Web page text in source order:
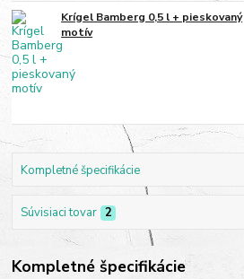
Krígel Bamberg 0,5 l + pieskovaný
motív
Kompletné špecifikácie
Súvisiaci tovar 2
Kompletné špecifikácie